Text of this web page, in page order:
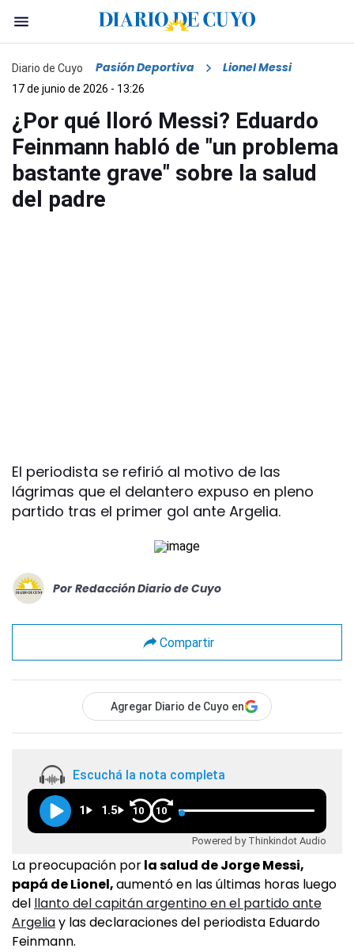
Diario de Cuyo Pasión Deportiva Lionel Messi
17 de junio de 2026 - 13:26
¿Por qué lloró Messi? Eduardo
Feinmann habló de "un problema
bastante grave" sobre la salud
del padre
El periodista se refirió al motivo de las
lágrimas que el delantero expuso en pleno
partido tras el primer gol ante Argelia.
Por Redacción Diario de Cuyo
Compartir
Agregar Diario de Cuyo en
Escuchá la nota completa
1 1.5 10 10
Powered by Thinkindot Audio
La preocupación porla salud de Jorge Messi,
papá de Lionel,aumentó en las últimas horas luego
del llanto del capitán argentino en el partido ante
Argeliay las declaraciones del periodista Eduardo
Feinmann.